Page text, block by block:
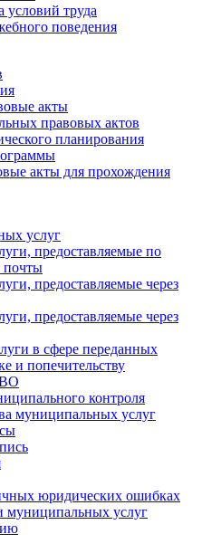
условий труда
поведения
акты
правовых актов
планирования
акты для прохождения
услуг
предоставляемые по
почты
предоставляемые через
предоставляемые через
в сфере переданных
и попечительству
контроля
муниципальных услуг
юридических ошибках
муниципальных услуг